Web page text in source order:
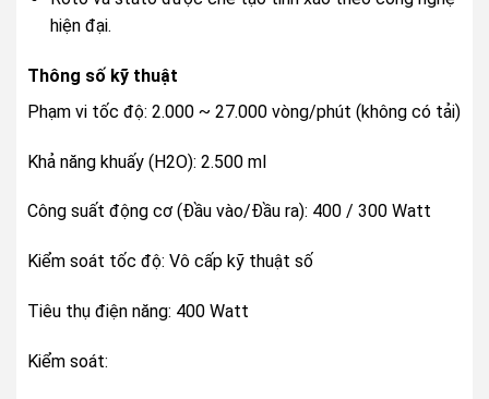
hiện đại.
Thông số kỹ thuật
Phạm vi tốc độ: 2.000 ~ 27.000 vòng/phút (không có tải)
Khả năng khuấy (H2O): 2.500 ml
Công suất động cơ (Đầu vào/Đầu ra): 400 / 300 Watt
Kiểm soát tốc độ: Vô cấp kỹ thuật số
Tiêu thụ điện năng: 400 Watt
Kiểm soát: